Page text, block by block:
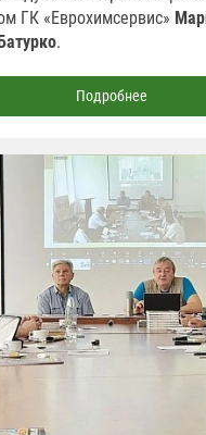
ГК «Еврохимсервис»
.
Подробнее